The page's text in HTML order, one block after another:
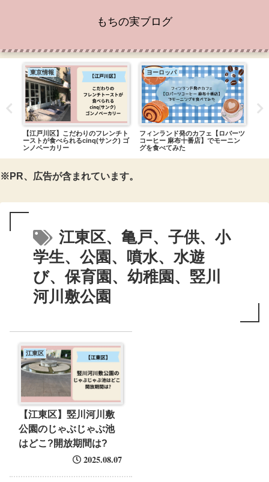
もちの実ブログ
東京情報
【江戸川区】こだわりのフレンチト
ーストが食べられるcinq(サンク) ゴ
ンノベーカリー
ヨーロッパ
フィンランド発のカフェ【ロバーツ
コーヒー 麻布十番店】でモーニン
グを食べてみた
※PR、広告が含まれています。
江東区、亀戸、子供、小
学生、公園、噴水、水遊
び、保育園、幼稚園、竪川
河川敷公園
江東区
【江東区】竪川河川敷
公園のじゃぶじゃぶ池
はどこ?開放期間は?
2025.08.07